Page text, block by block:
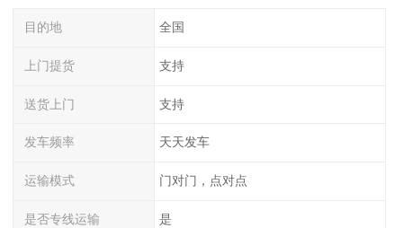
目的地 全国
上门提货 支持
送货上门 支持
发车频率 天天发车
运输模式 门对门，点对点
是否专线运输 是